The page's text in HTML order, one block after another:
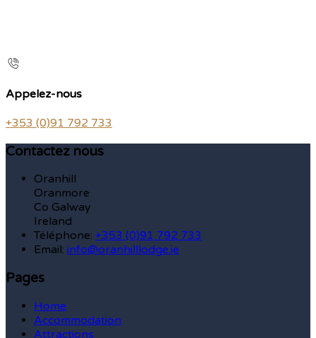
Appelez-nous
+353 (0)91 792 733
Contactez nous
Oranhill
Oranmore
Co Galway
Ireland
Téléphone: +353 (0)91 792 733
Email: info@oranhilllodge.ie
Pages
Home
Accommodation
Attractions